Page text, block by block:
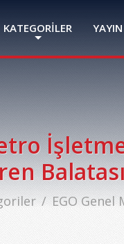
KATEGORİLER
EGO Genel